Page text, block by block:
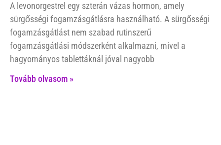
A levonorgestrel egy szterán vázas hormon, amely
sürgősségi fogamzásgátlásra használható. A sürgősségi
fogamzásgátlást nem szabad rutinszerű
fogamzásgátlási módszerként alkalmazni, mivel a
hagyományos tablettáknál jóval nagyobb
Tovább olvasom »